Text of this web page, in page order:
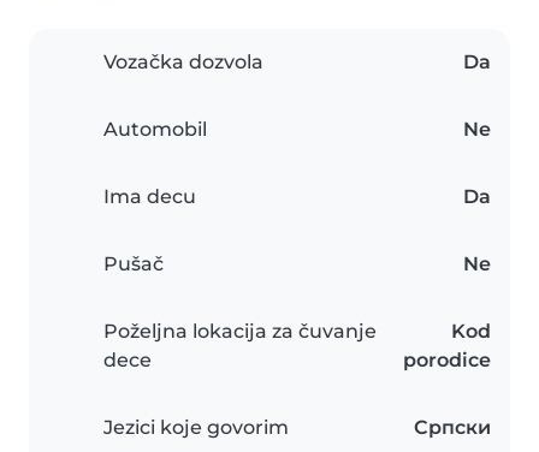
Vozačka dozvola Da
Automobil Ne
Ima decu Da
Pušač Ne
Poželjna lokacija za čuvanje
dece
Kod
porodice
Jezici koje govorim Српски